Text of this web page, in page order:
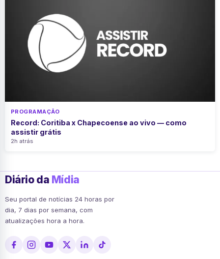
PROGRAMAÇÃO
Record: Coritiba x Chapecoense ao vivo — como
assistir grátis
2h atrás
Diário da Mídia
Seu portal de notícias 24 horas por
dia, 7 dias por semana, com
atualizações hora a hora.